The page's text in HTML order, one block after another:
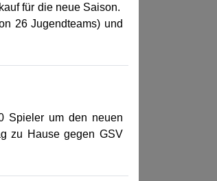
für die neue Saison.
26 Jugendteams) und
Spieler um den neuen
zu Hause gegen GSV